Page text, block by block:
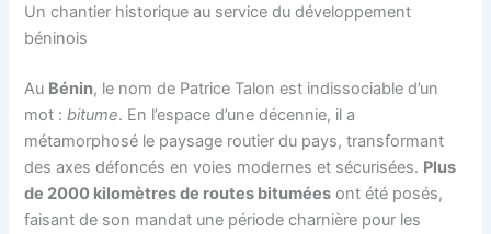
Un chantier historique au service du développement
béninois
Au Bénin, le nom de Patrice Talon est indissociable d’un
mot :bitume. En l’espace d’une décennie, il a
métamorphosé le paysage routier du pays, transformant
des axes défoncés en voies modernes et sécurisées. Plus
de 2000 kilomètres de routes bitumées ont été posés,
faisant de son mandat une période charnière pour les